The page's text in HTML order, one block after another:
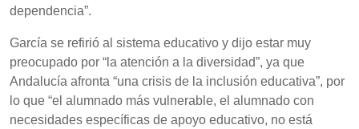
dependencia”.
García se refirió al sistema educativo y dijo estar muy
preocupado por “la atención a la diversidad”, ya que
Andalucía afronta “una crisis de la inclusión educativa”, por
lo que “el alumnado más vulnerable, el alumnado con
necesidades específicas de apoyo educativo, no está